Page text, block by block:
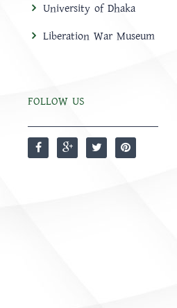
University of Dhaka
Liberation War Museum
FOLLOW US